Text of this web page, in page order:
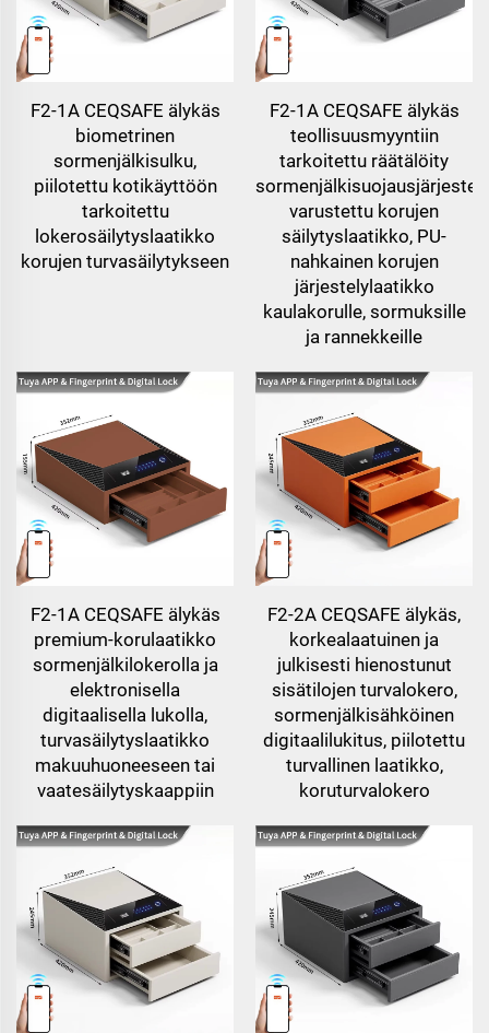
F2-1A CEQSAFE älykäs
biometrinen
sormenjälkisulku,
piilotettu kotikäyttöön
tarkoitettu
lokerosäilytyslaatikko
korujen turvasäilytykseen
F2-1A CEQSAFE älykäs
teollisuusmyyntiin
tarkoitettu räätälöity
varustettu korujen
säilytyslaatikko, PU-
nahkainen korujen
järjestelylaatikko
kaulakorulle, sormuksille
ja rannekkeille
F2-1A CEQSAFE älykäs
premium-korulaatikko
sormenjälkilokerolla ja
elektronisella
digitaalisella lukolla,
turvasäilytyslaatikko
makuuhuoneeseen tai
vaatesäilytyskaappiin
F2-2A CEQSAFE älykäs,
korkealaatuinen ja
julkisesti hienostunut
sisätilojen turvalokero,
sormenjälkisähköinen
digitaalilukitus, piilotettu
turvallinen laatikko,
koruturvalokero